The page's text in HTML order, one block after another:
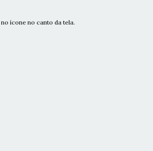
ícone no canto da tela.